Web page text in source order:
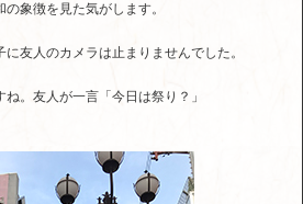
象徴を見た気がします。
友人のカメラは止まりませんでした。
。友人が一言「今日は祭り？」